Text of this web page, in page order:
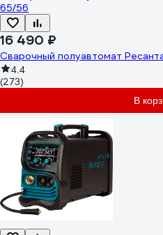
16 490 ₽
Сварочный полуавтомат
4.4
(273)
В